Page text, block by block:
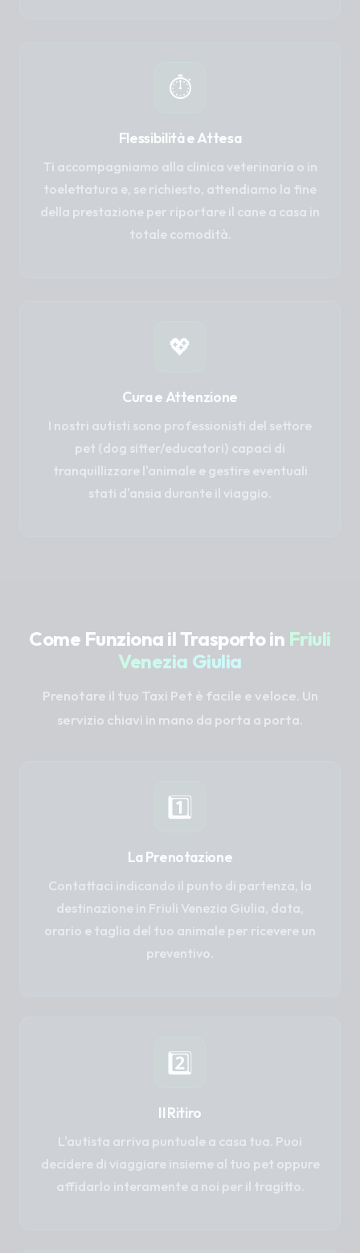
⏱️
Flessibilità e Attesa
Ti accompagniamo alla clinica veterinaria o in
toelettatura e, se richiesto, attendiamo la fine
della prestazione per riportare il cane a casa in
totale comodità.
💖
Cura e Attenzione
I nostri autisti sono professionisti del settore
pet (dog sitter/educatori) capaci di
tranquillizzare l'animale e gestire eventuali
stati d'ansia durante il viaggio.
Come Funziona il Trasporto in Friuli
Venezia Giulia
Prenotare il tuo Taxi Pet è facile e veloce. Un
servizio chiavi in mano da porta a porta.
1️⃣
La Prenotazione
Contattaci indicando il punto di partenza, la
destinazione in Friuli Venezia Giulia, data,
orario e taglia del tuo animale per ricevere un
preventivo.
2️⃣
Il Ritiro
L'autista arriva puntuale a casa tua. Puoi
decidere di viaggiare insieme al tuo pet oppure
affidarlo interamente a noi per il tragitto.